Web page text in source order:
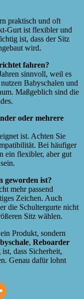
praktisch und oft
Gurt ist flexibler und
ist, dass der Sitz
wird.
fahren?
sinnvoll, weil es
Babyschalen und
Maßgeblich sind die
oder mehrere
ist. Achten Sie
Bei häufiger
ein flexibler, aber gut
geworden ist?
mehr passend
Zeichen. Auch
die Schultergurte nicht
Sitz wählen.
Produkt, sondern
, Reboarder
dass Sicherheit,
Genau dafür lohnt